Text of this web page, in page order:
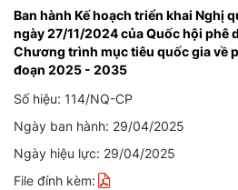
Ban hành Kế hoạch triển khai Nghị
ngày 27/11/2024 của Quốc hội phê
Chương trình mục tiêu quốc gia về
đoạn 2025 - 2035
Số hiệu: 114/NQ-CP
Ngày ban hành: 29/04/2025
Ngày hiệu lực: 29/04/2025
File đính kèm: